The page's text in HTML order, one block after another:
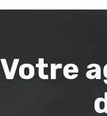
Votre